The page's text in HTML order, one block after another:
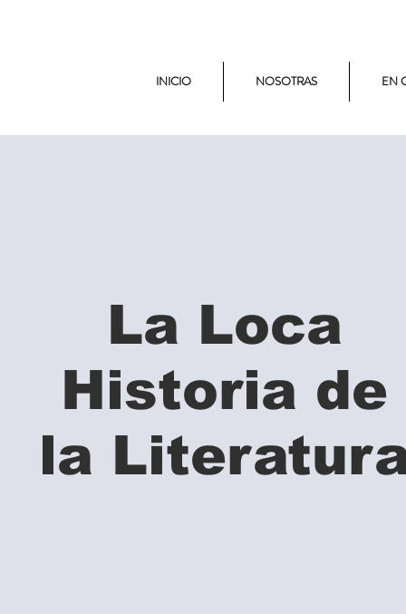
La Loca
Historia de
la
INICIO NOSOTRAS EN